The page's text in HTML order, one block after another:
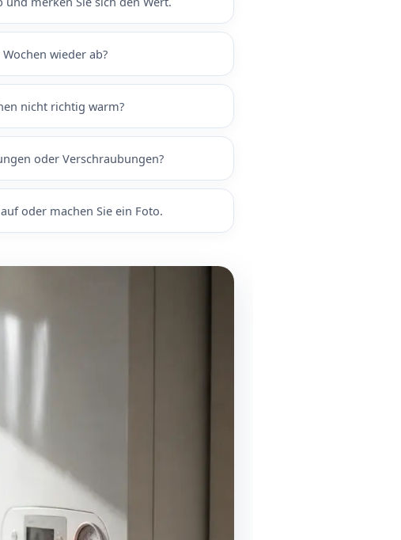
wieder ab?
nicht richtig warm?
oder Verschraubungen?
oder machen Sie ein Foto.